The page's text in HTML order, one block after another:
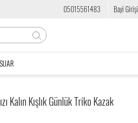
05015561483 Bayi Girişi
Kalın Kışlık Günlük Triko Kazak